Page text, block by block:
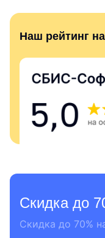
Наш рейтинг
Скидка до
Скидка до 70%